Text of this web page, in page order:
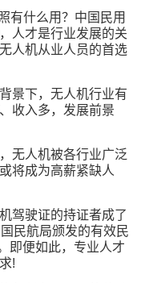
有什么用？中国民用
人才是行业发展的关
人机从业人员的首选
景下，无人机行业有
收入多，发展前景
无人机被各行业广泛
将成为高薪紧缺人
驾驶证的持证者成了
民航局颁发的有效民
即便如此，专业人才
!